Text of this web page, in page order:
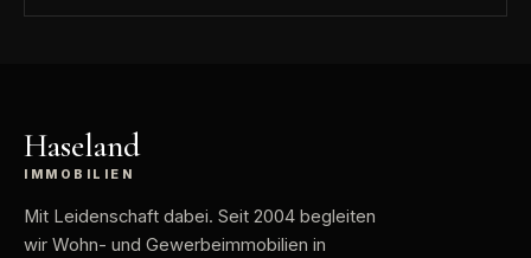
Haseland
IMMOBILIEN
Mit Leidenschaft dabei. Seit 2004 begleiten
wir Wohn- und Gewerbeimmobilien in